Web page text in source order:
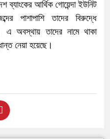
ব্যাংকের আর্থিক গোয়েন্দা ইউনিট
পাশাপাশি তাদের বিরুদ্ধে
অবস্থায় তাদের নামে থাকা
নেয়া হয়েছে।